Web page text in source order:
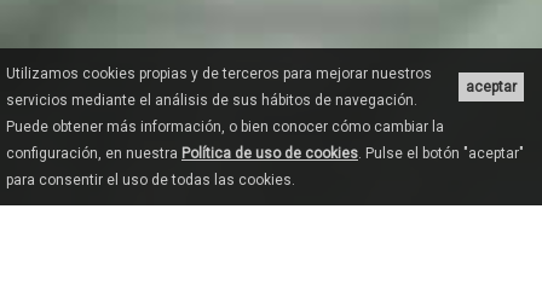
aceptar
Utilizamos cookies propias y de terceros para mejorar nuestros
servicios mediante el análisis de sus hábitos de navegación.
Puede obtener más información, o bien conocer cómo cambiar la
configuración, en nuestra Política de uso de cookies. Pulse el botón "aceptar"
para consentir el uso de todas las cookies.